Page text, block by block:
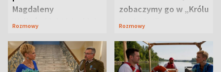
Magdaleny
Waligórskiej-Lisieckiej.
Rozmowy
zobaczymy go w „Królu
Maciusiu I”
Rozmowy